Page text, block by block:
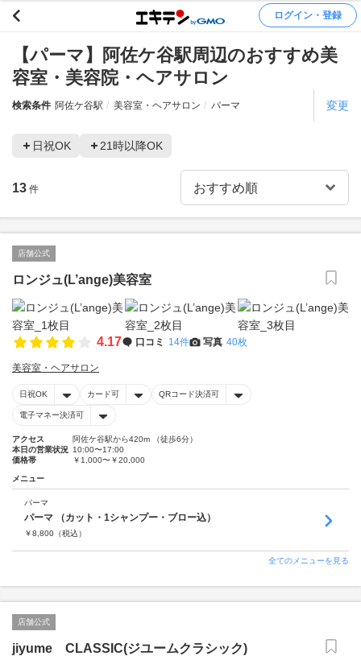
ログイン・登録
【パーマ】阿佐ケ谷駅周辺のおすすめ美
容室・美容院・ヘアサロン
検索条件 阿佐ケ谷駅 美容室・ヘアサロン パーマ 変更
日祝OK 21時以降OK
13 件
店舗公式
ロンジュ(L’ange)美容室
4.17 口コミ 14件 写真 40枚
美容室・ヘアサロン
日祝OK カード可 QRコード決済可
電子マネー決済可
アクセス
阿佐ケ谷駅から420m （徒歩6分）
本日の営業状況 10:00〜17:00
価格帯
￥1,000〜￥20,000
メニュー
パーマ
パーマ （カット・1シャンプー・ブロー込）
￥8,800 （税込）
全てのメニューを見る
店舗公式
jiyume CLASSIC(ジユームクラシック)